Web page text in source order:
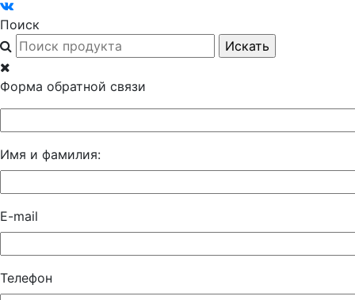
Поиск
Форма обратной связи
Имя и фамилия:
E-mail
Телефон